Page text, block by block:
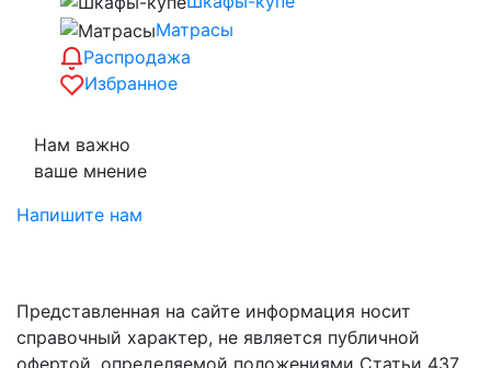
Матрасы
Распродажа
Избранное
Нам важно
ваше мнение
Напишите нам
Представленная на сайте информация носит
справочный характер, не является публичной